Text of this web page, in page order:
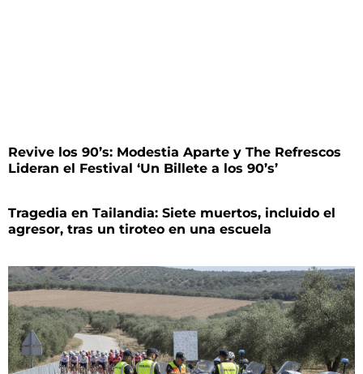
Revive los 90’s: Modestia Aparte y The Refrescos
Lideran el Festival ‘Un Billete a los 90’s’
Tragedia en Tailandia: Siete muertos, incluido el
agresor, tras un tiroteo en una escuela